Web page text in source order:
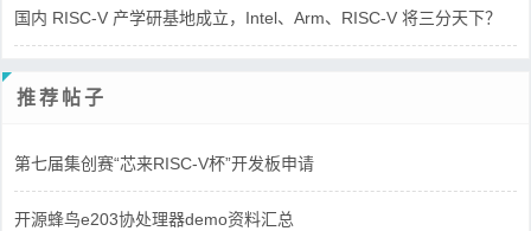
国内 RISC-V 产学研基地成立，Intel、Arm、RISC-V 将三分天下？
推荐帖子
第七届集创赛“芯来RISC-V杯”开发板申请
开源蜂鸟e203协处理器demo资料汇总